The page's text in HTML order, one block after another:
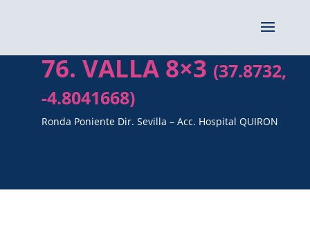
76. VALLA 8×3 (37.8732,
-4.8041668)
Ronda Poniente Dir. Sevilla – Acc. Hospital QUIRON